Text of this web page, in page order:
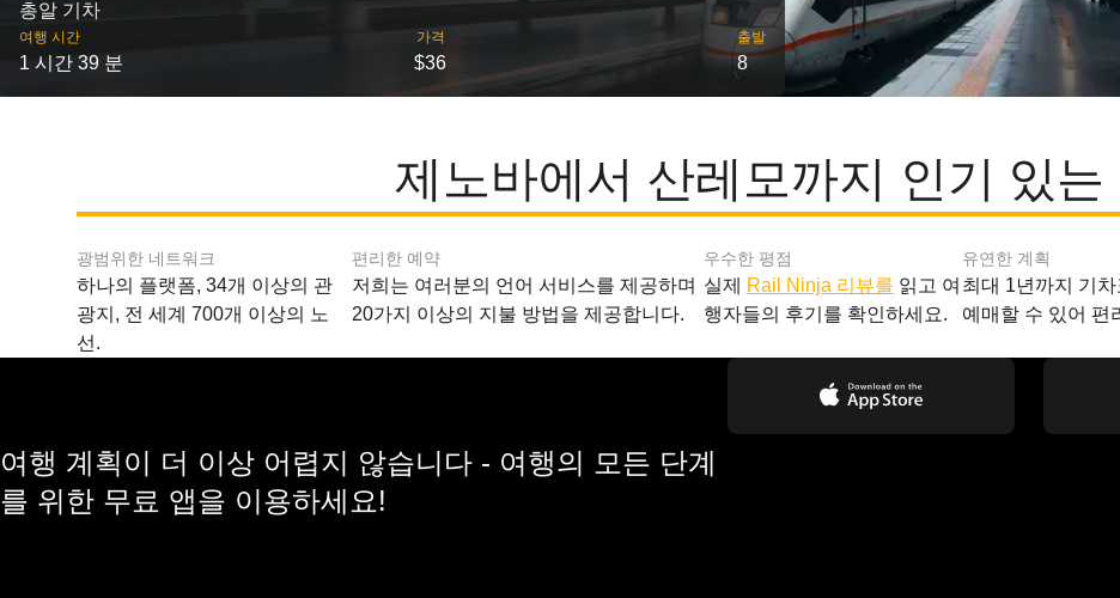
총알 기차
여행 시간
1 시간 39 분
가격
$36
출발
8
제노바에서 산레모까지 인기 있는
광범위한 네트워크
하나의 플랫폼, 34개 이상의 관
광지, 전 세계 700개 이상의 노
선.
편리한 예약
저희는 여러분의 언어 서비스를 제공하며
20가지 이상의 지불 방법을 제공합니다.
우수한 평점
실제 Rail Ninja 리뷰를 읽고 여
행자들의 후기를 확인하세요.
유연한 계획
최대 1년까지 기차
예매할 수 있어 편
여행 계획이 더 이상 어렵지 않습니다 - 여행의 모든 단계
를 위한 무료 앱을 이용하세요!